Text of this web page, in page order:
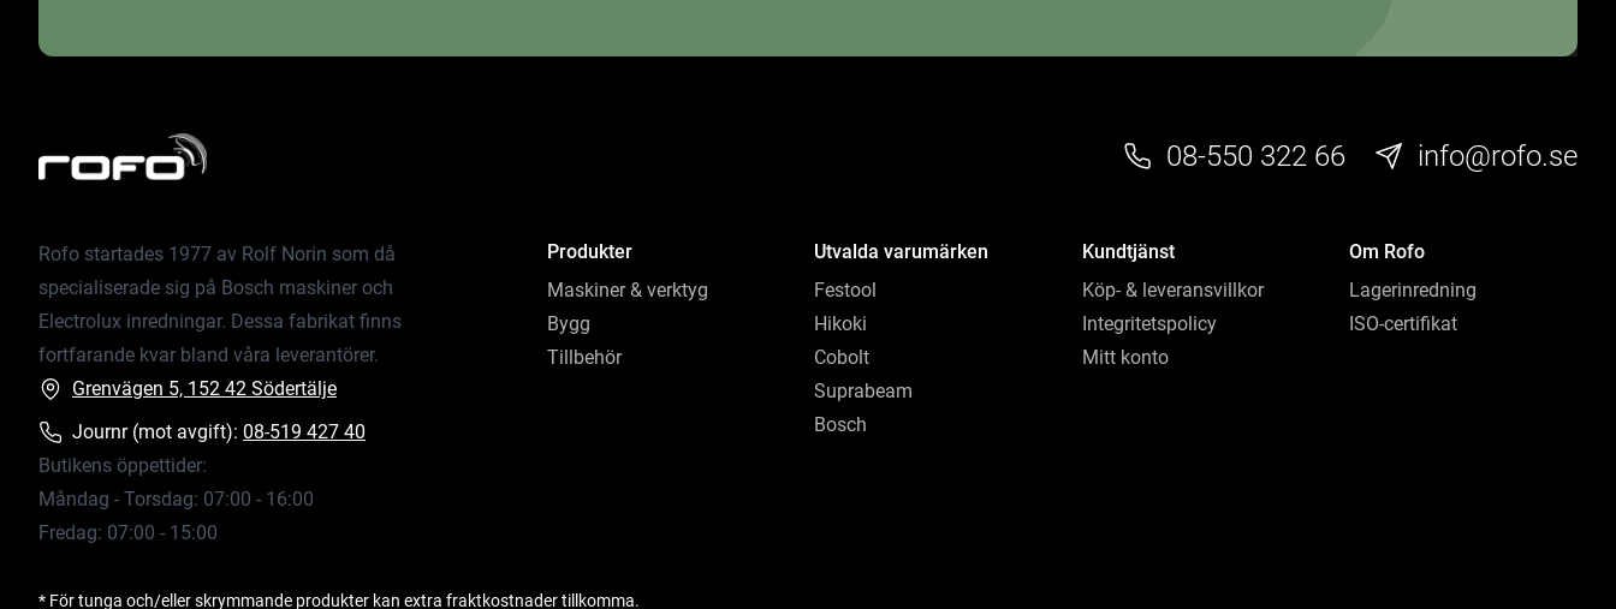
08-550 322 66 info@rofo.se
Rofo startades 1977 av Rolf Norin som då
specialiserade sig på Bosch maskiner och
Electrolux inredningar. Dessa fabrikat finns
fortfarande kvar bland våra leverantörer.
Grenvägen 5, 152 42 Södertälje
Journr (mot avgift): 08-519 427 40
Butikens öppettider:
Måndag - Torsdag: 07:00 - 16:00
Fredag: 07:00 - 15:00
Produkter
Maskiner & verktyg
Bygg
Tillbehör
Utvalda varumärken
Festool
Hikoki
Cobolt
Suprabeam
Bosch
Kundtjänst
Köp- & leveransvillkor
Integritetspolicy
Mitt konto
Om Rofo
Lagerinredning
ISO-certifikat
* För tunga och/eller skrymmande produkter kan extra fraktkostnader tillkomma.